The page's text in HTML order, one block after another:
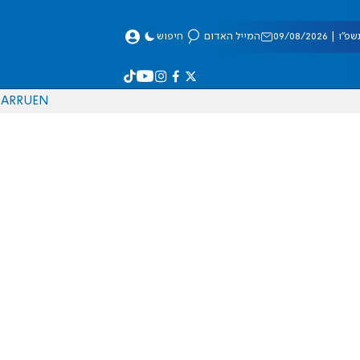
08/2026 המייל האדום חיפוש
EN
RU
AR